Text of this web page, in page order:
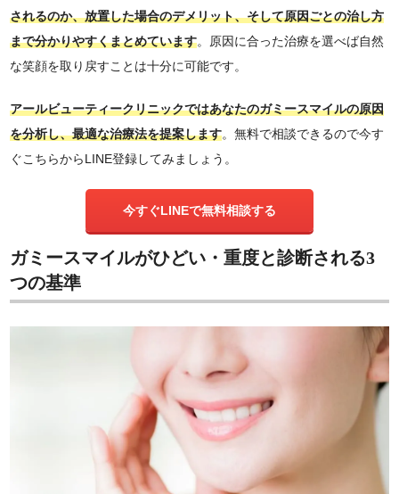
されるのか、放置した場合のデメリット、そして原因ごとの治し方
まで分かりやすくまとめています。原因に合った治療を選べば自然
な笑顔を取り戻すことは十分に可能です。
アールビューティークリニックではあなたのガミースマイルの原因
を分析し、最適な治療法を提案します。無料で相談できるので今す
ぐこちらからLINE登録してみましょう。
今すぐLINEで無料相談する
ガミースマイルがひどい・重度と診断される3
つの基準